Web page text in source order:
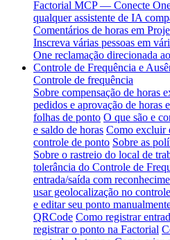
Factorial MCP — Conecte
qualquer assistente de IA
Comentários de horas em
Inscreva várias pessoas em
One reclamação direcionada
Controle de Frequência e
Controle de frequência
Sobre compensação de horas
pedidos e aprovação de horas
folhas de ponto O que são e
e saldo de horas Como excluir
controle de ponto Sobre as
Sobre o rastreio do local de
tolerância do Controle de
entrada/saída com
usar geolocalização no
e editar seu ponto
QRCode Como registrar
registrar o ponto na Factorial